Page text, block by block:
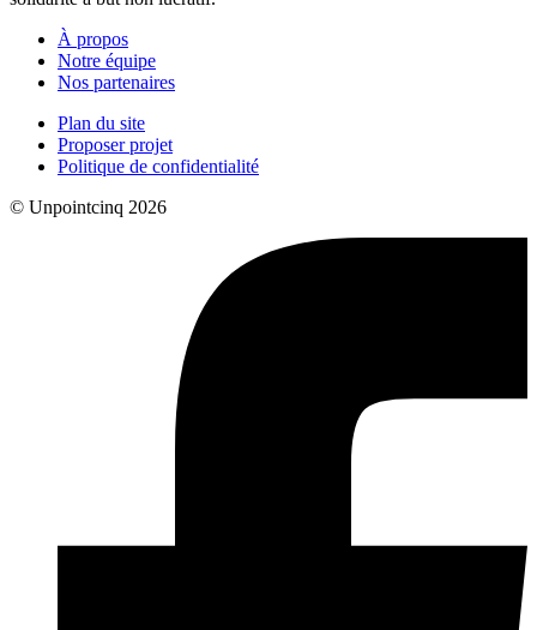
À propos
Notre équipe
Nos partenaires
Plan du site
Proposer projet
Politique de confidentialité
© Unpointcinq 2026